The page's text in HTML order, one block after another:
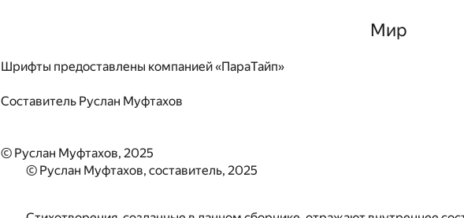
Мир
Шрифты предоставлены компанией «ПараТайп»
Составитель Руслан Муфтахов
© Руслан Муфтахов, 2025
© Руслан Муфтахов, составитель, 2025